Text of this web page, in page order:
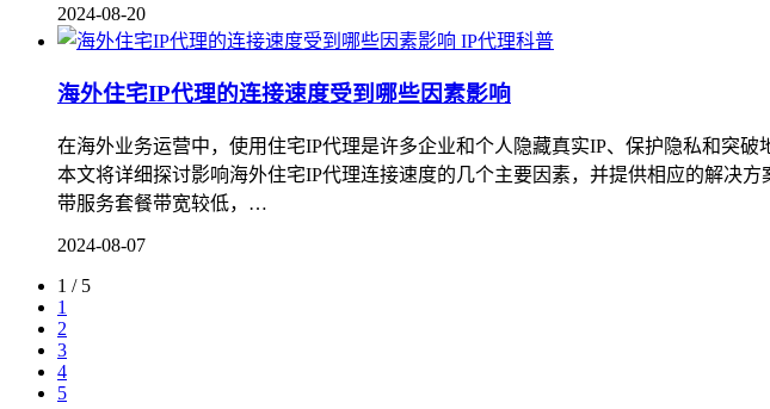
2024-08-20
IP代理科普
海外住宅IP代理的连接速度受到哪些因素影响
在海外业务运营中，使用住宅IP代理是许多企业和个人隐藏真实IP、保护隐私和突
本文将详细探讨影响海外住宅IP代理连接速度的几个主要因素，并提供相应的解决
带服务套餐带宽较低，…
2024-08-07
1 / 5
1
2
3
4
5